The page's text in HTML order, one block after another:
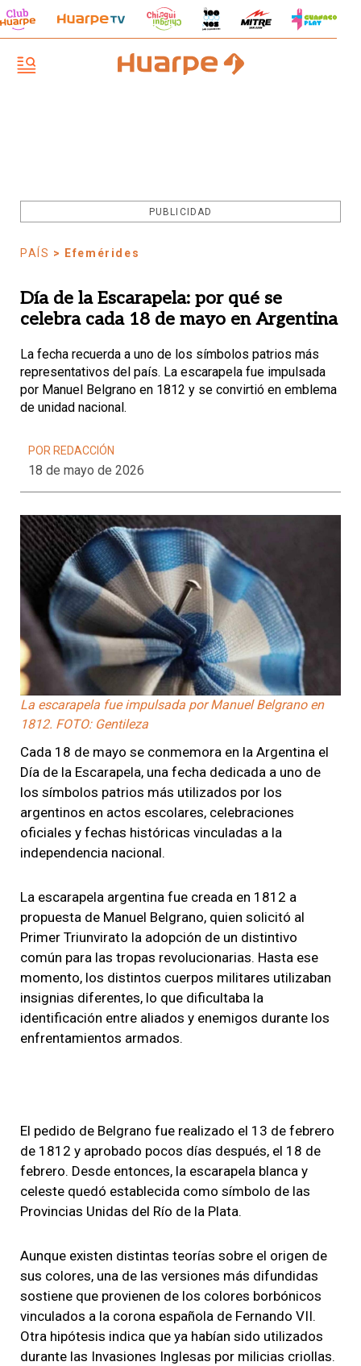
PUBLICIDAD
PAÍS > Efemérides
Día de la Escarapela: por qué se
celebra cada 18 de mayo en Argentina
La fecha recuerda a uno de los símbolos patrios más
representativos del país. La escarapela fue impulsada
por Manuel Belgrano en 1812 y se convirtió en emblema
de unidad nacional.
POR REDACCIÓN
18 de mayo de 2026
La escarapela fue impulsada por Manuel Belgrano en
1812. FOTO: Gentileza
Cada 18 de mayo se conmemora en la Argentina el
Día de la Escarapela, una fecha dedicada a uno de
los símbolos patrios más utilizados por los
argentinos en actos escolares, celebraciones
oficiales y fechas históricas vinculadas a la
independencia nacional.
La escarapela argentina fue creada en 1812 a
propuesta de Manuel Belgrano, quien solicitó al
Primer Triunvirato la adopción de un distintivo
común para las tropas revolucionarias. Hasta ese
momento, los distintos cuerpos militares utilizaban
insignias diferentes, lo que dificultaba la
identificación entre aliados y enemigos durante los
enfrentamientos armados.
El pedido de Belgrano fue realizado el 13 de febrero
de 1812 y aprobado pocos días después, el 18 de
febrero. Desde entonces, la escarapela blanca y
celeste quedó establecida como símbolo de las
Provincias Unidas del Río de la Plata.
Aunque existen distintas teorías sobre el origen de
sus colores, una de las versiones más difundidas
sostiene que provienen de los colores borbónicos
vinculados a la corona española de Fernando VII.
Otra hipótesis indica que ya habían sido utilizados
durante las Invasiones Inglesas por milicias criollas.